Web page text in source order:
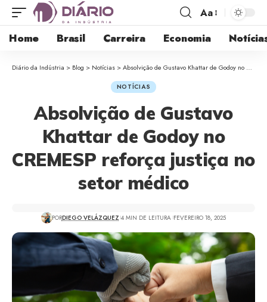
Aa
Home Brasil Carreira Economia
Diário da Indústria > Blog > Notícias >Absolvição de Gustavo Khattar de Godoy no CREMESP reforça justiça no setor médico
NOTÍCIAS
Absolvição de Gustavo
Khattar de Godoy no
CREMESP reforça justiça no
setor médico
PORDIEGO VELÁZQUEZ 4 MIN DE LEITURA FEVEREIRO 18, 2025